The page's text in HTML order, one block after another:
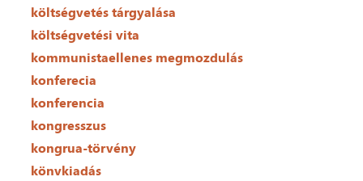
költségvetés tárgyalása
költségvetési vita
kommunistaellenes megmozdulás
konferecia
konferencia
kongresszus
kongrua-törvény
könvkiadás